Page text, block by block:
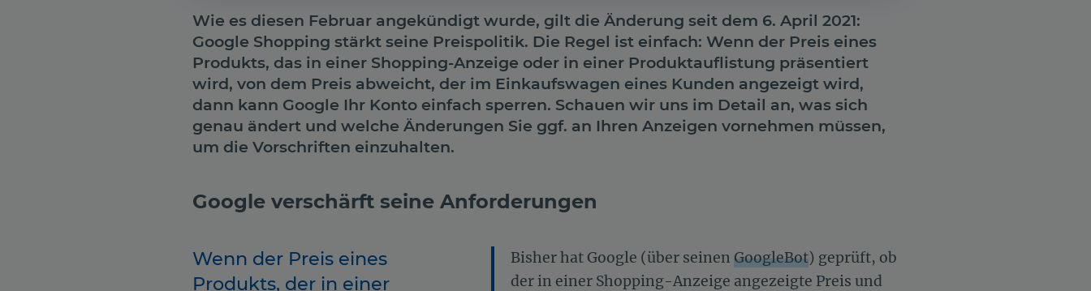
Wie es diesen Februar angekündigt wurde, gilt die Änderung seit dem 6. April 2021:
Google Shopping stärkt seine Preispolitik. Die Regel ist einfach: Wenn der Preis eines
Produkts, das in einer Shopping-Anzeige oder in einer Produktauflistung präsentiert
wird, von dem Preis abweicht, der im Einkaufswagen eines Kunden angezeigt wird,
dann kann Google Ihr Konto einfach sperren. Schauen wir uns im Detail an, was sich
genau ändert und welche Änderungen Sie ggf. an Ihren Anzeigen vornehmen müssen,
um die Vorschriften einzuhalten.
Google verschärft seine Anforderungen
Wenn der Preis eines
Produkts, der in einer
Bisher hat Google (über seinen GoogleBot) geprüft, ob
der in einer Shopping-Anzeige angezeigte Preis und